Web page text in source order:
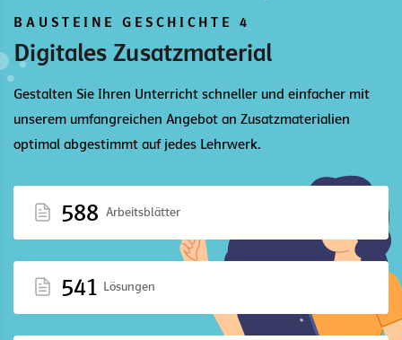
BAUSTEINE GESCHICHTE 4
Digitales Zusatzmaterial
Gestalten Sie Ihren Unterricht schneller und einfacher mit
unserem umfangreichen Angebot an Zusatzmaterialien
optimal abgestimmt auf jedes Lehrwerk.
588 Arbeitsblätter
541 Lösungen